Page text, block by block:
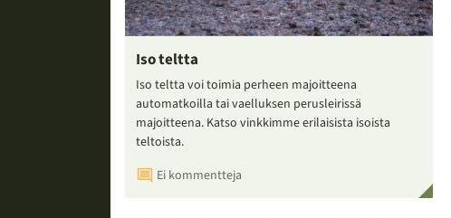
Iso teltta
Iso teltta voi toimia perheen majoitteena
automatkoilla tai vaelluksen perusleirissä
majoitteena. Katso vinkkimme erilaisista isoista
teltoista.
Ei kommentteja